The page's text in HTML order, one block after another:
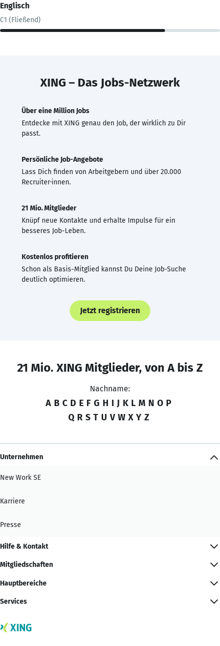
Englisch
C1 (Fließend)
XING – Das Jobs-Netzwerk
Über eine Million Jobs
Entdecke mit XING genau den Job, der wirklich zu Dir
passt.
Persönliche Job-Angebote
Lass Dich finden von Arbeitgebern und über 20.000
Recruiter·innen.
21 Mio. Mitglieder
Knüpf neue Kontakte und erhalte Impulse für ein
besseres Job-Leben.
Kostenlos profitieren
Schon als Basis-Mitglied kannst Du Deine Job-Suche
deutlich optimieren.
Jetzt registrieren
21 Mio. XING Mitglieder, von A bis Z
Nachname:
A B C D E F G H I J K L M N O P
Q R S T U V W X Y Z
Unternehmen
New Work SE
Karriere
Presse
Hilfe & Kontakt
Mitgliedschaften
Hauptbereiche
Services